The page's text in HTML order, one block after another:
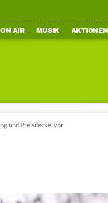
ON AIR MUSIK AKTIONEN
und Preisdeckel vor